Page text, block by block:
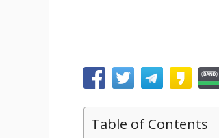
Table of Contents